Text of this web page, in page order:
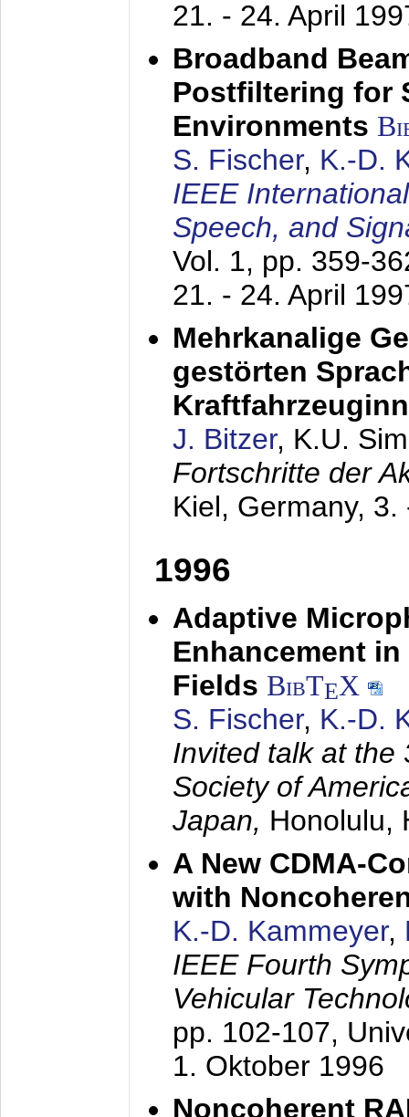
21. - 24. April
Broadband
Postfiltering for
Environments
S. Fischer, K.-D.
IEEE
Speech, and
Vol. 1, pp. 359-
21. - 24. April
Mehrkanalige
gestörten
J. Bitzer, K.U.
Fortschritte der
Kiel, Germany, 3.
1996
Adaptive
Enhancement
Fields BibTEX
S. Fischer, K.-D.
Invited talk at the
Society of
Japan, Honolulu,
A New CDMA-
with
K.-D. Kammeyer,
IEEE Fourth
Vehicular
pp. 102-107,
1. Oktober 1996
Noncoherent